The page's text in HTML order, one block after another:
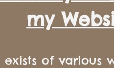
my
exists of various